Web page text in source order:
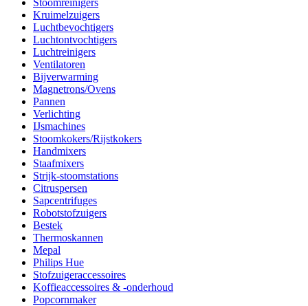
Stoomreinigers
Kruimelzuigers
Luchtbevochtigers
Luchtontvochtigers
Luchtreinigers
Ventilatoren
Bijverwarming
Magnetrons/Ovens
Pannen
Verlichting
IJsmachines
Stoomkokers/Rijstkokers
Handmixers
Staafmixers
Strijk-stoomstations
Citruspersen
Sapcentrifuges
Robotstofzuigers
Bestek
Thermoskannen
Mepal
Philips Hue
Stofzuigeraccessoires
Koffieaccessoires & -onderhoud
Popcornmaker